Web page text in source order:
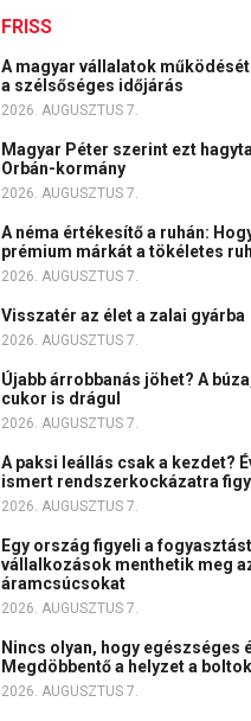
FRISS
A magyar vállalatok
a szélsőséges időjárás
2026. AUGUSZTUS 7.
Magyar Péter szerint ezt
Orbán-kormány
2026. AUGUSZTUS 7.
A néma értékesítő a ruhán:
prémium márkát a tökéletes
2026. AUGUSZTUS 7.
Visszatér az élet a zalai gyárba
2026. AUGUSZTUS 7.
Újabb árrobbanás jöhet? A
cukor is drágul
2026. AUGUSZTUS 7.
A paksi leállás csak a kezdet?
ismert rendszerkockázatra
2026. AUGUSZTUS 7.
Egy ország figyeli a
vállalkozások menthetik meg
áramcsúcsokat
2026. AUGUSZTUS 7.
Nincs olyan, hogy egészséges
Megdöbbentő a helyzet a
2026. AUGUSZTUS 7.